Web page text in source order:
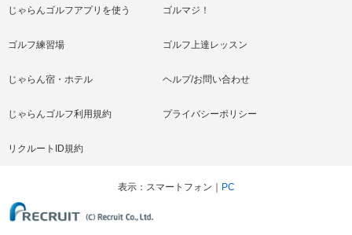
じゃらんゴルフアプリを使う ゴルマジ！
ゴルフ練習場 ゴルフ上達レッスン
じゃらん宿・ホテル ヘルプ/お問い合わせ
じゃらんゴルフ利用規約 プライバシーポリシー
リクルートID規約
表示 スマートフォン PC